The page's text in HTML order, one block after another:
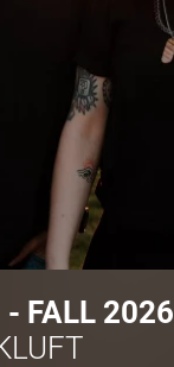
- FALL 2026